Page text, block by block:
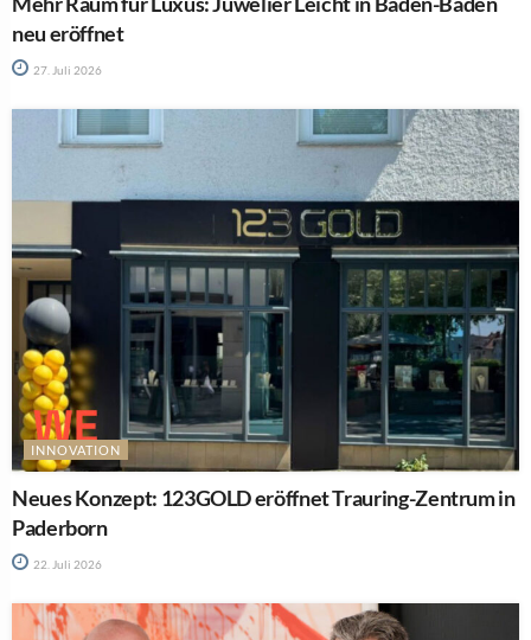
neu eröffnet
27. Juli 2026
INNOVATION
Neues Konzept: 123GOLD eröffnet Trauring-Zentrum in
Paderborn
22. Juli 2026